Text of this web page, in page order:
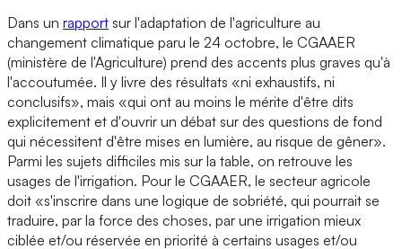
Dans un rapport sur l'adaptation de l'agriculture au
changement climatique paru le 24 octobre, le CGAAER
(ministère de l'Agriculture) prend des accents plus graves qu'à
l'accoutumée. Il y livre des résultats «ni exhaustifs, ni
conclusifs», mais «qui ont au moins le mérite d'être dits
explicitement et d'ouvrir un débat sur des questions de fond
qui nécessitent d'être mises en lumière, au risque de gêner».
Parmi les sujets difficiles mis sur la table, on retrouve les
usages de l'irrigation. Pour le CGAAER, le secteur agricole
doit «s'inscrire dans une logique de sobriété, qui pourrait se
traduire, par la force des choses, par une irrigation mieux
ciblée et/ou réservée en priorité à certains usages et/ou